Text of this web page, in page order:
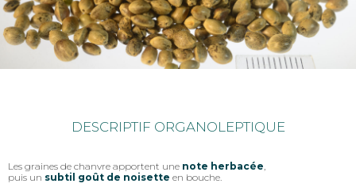
DESCRIPTIF ORGANOLEPTIQUE
Les graines de chanvre apportent une note herbacée
puis un subtil goût de noisette en bouche.